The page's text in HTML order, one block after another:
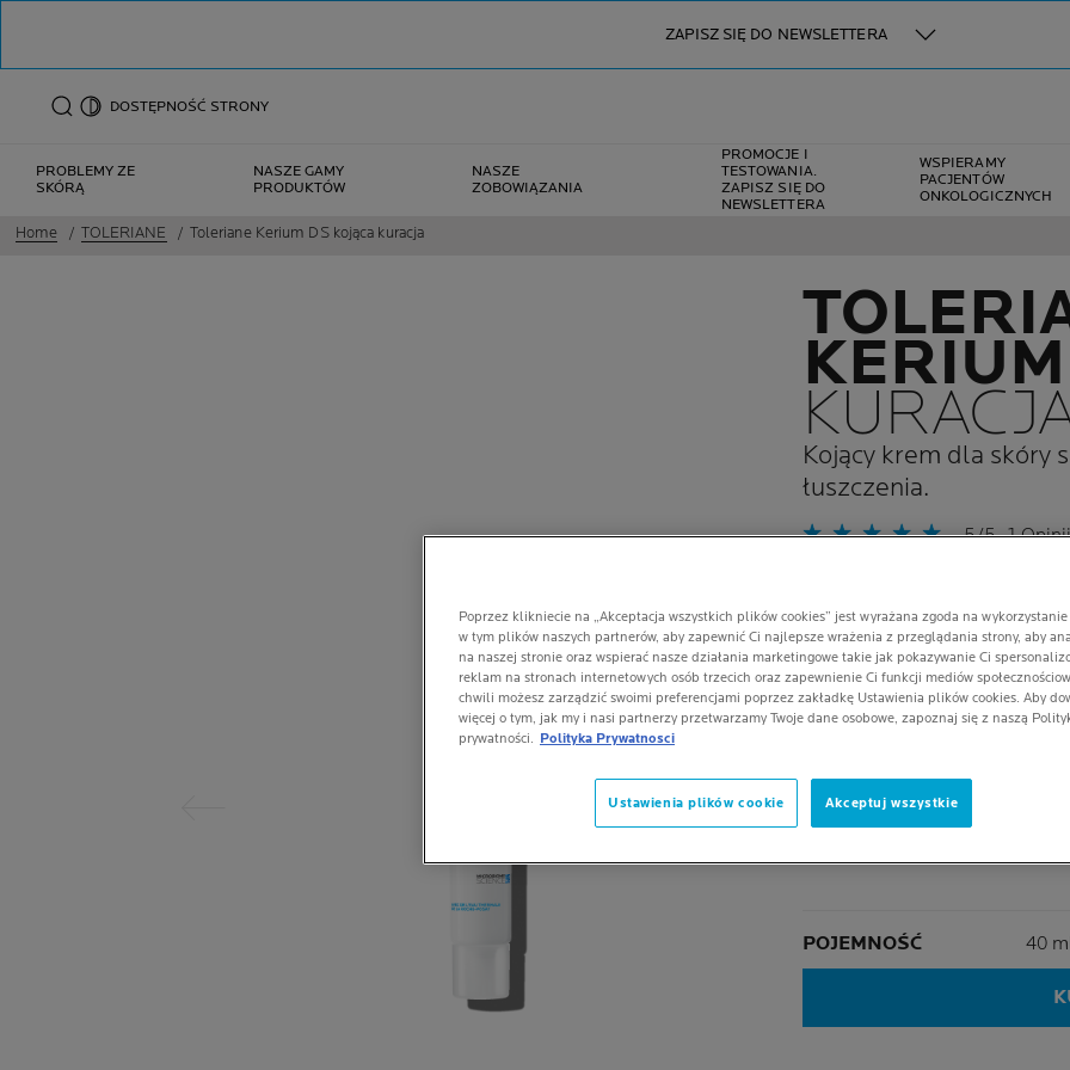
DOSTĘPNOŚĆ STRONY
PROBLEMY ZE
SKÓRĄ
NASZE GAMY
PRODUKTÓW
NASZE
ZOBOWIĄZANIA
PROMOCJE I
TESTOWANIA.
ZAPISZ SIĘ DO
NEWSLETTERA
WSPIERAMY
PACJENTÓW
ONKOLOGICZNYCH
Home TOLERIANE Toleriane Kerium DS kojąca kuracja
ZAPISZ SIĘ DO NEWSLETTERA
Następny panel
Kojący krem dla skóry
łuszczenia.
5/5 1
O
Odpowiedni dla
Wzmacnia barierę
Neutralizuje
POJEMNOŚĆ 40
Poprzez klikniecie na „Akceptacja wszystkich plików cookies” jest wyrażana zgoda na
w tym plików naszych partnerów, aby zapewnić Ci najlepsze wrażenia z przeglądania strony, aby
na naszej stronie oraz wspierać nasze działania marketingowe takie jak pokazywanie Ci
reklam na stronach internetowych osób trzecich oraz zapewnienie Ci funkcji mediów
chwili możesz zarządzić swoimi preferencjami poprzez zakładkę Ustawienia plików cookies. Aby
więcej o tym, jak my i nasi partnerzy przetwarzamy Twoje dane osobowe, zapoznaj się z naszą
prywatności. Polityka Prywatnosci
Ustawienia plików cookie Akceptuj wszystkie